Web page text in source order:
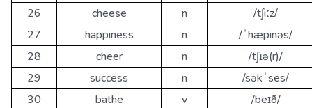
26
cheese n
/tʃiːz/
27
happiness n
/ˈhæpinəs/
28
cheer n
/tʃɪə(r)/
29
success n
/səkˈses/
30
bathe v
/beɪð/